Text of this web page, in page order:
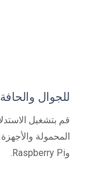
للجوال والحافة
وRaspberry Pi.